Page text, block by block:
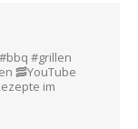
#grillen
🥓YouTube
im